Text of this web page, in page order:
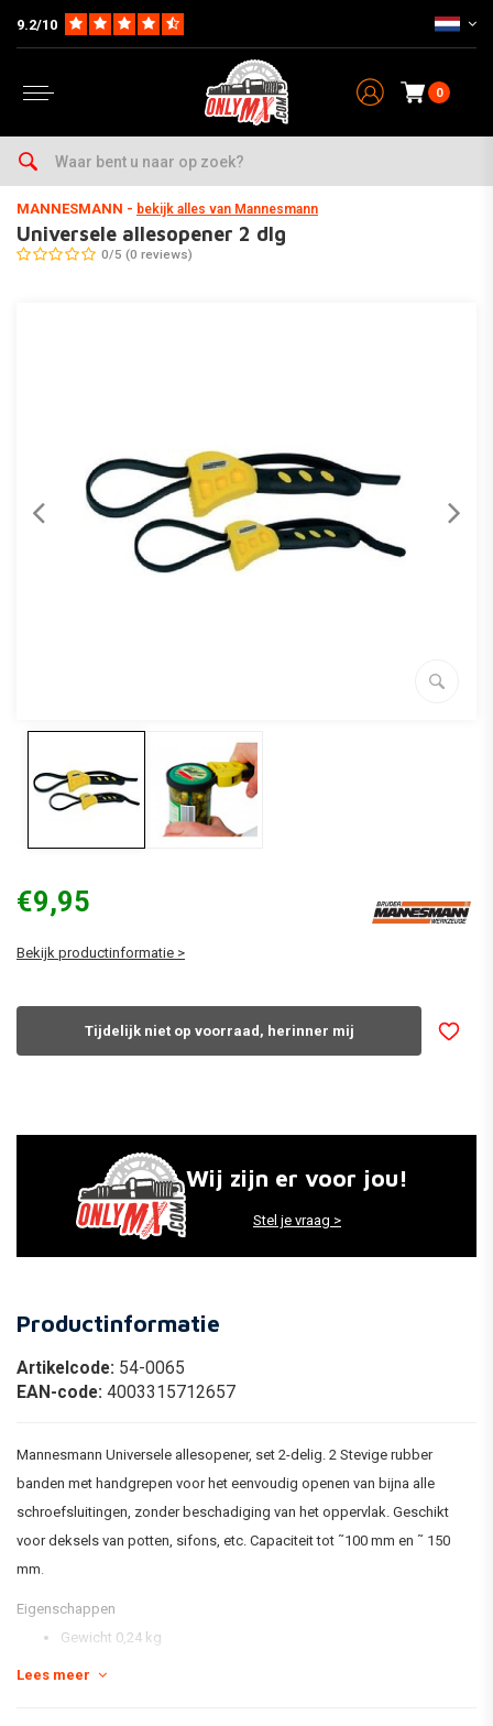
9.2/10
0
Home Onderhoud & Werkplaats
MANNESMANN - bekijk alles van Mannesmann
Universele allesopener 2 dlg
0/5 (0 reviews)
€9,95
Bekijk productinformatie >
Tijdelijk niet op voorraad, herinner mij
Wij zijn er voor jou!
Stel je vraag >
Productinformatie
Artikelcode: 54-0065
EAN-code: 4003315712657
Mannesmann Universele allesopener, set 2-delig. 2 Stevige rubber
banden met handgrepen voor het eenvoudig openen van bijna alle
schroefsluitingen, zonder beschadiging van het oppervlak. Geschikt
voor deksels van potten, sifons, etc. Capaciteit tot ˜100 mm en ˜ 150
mm.
Eigenschappen
Gewicht 0,24 kg
Lees meer